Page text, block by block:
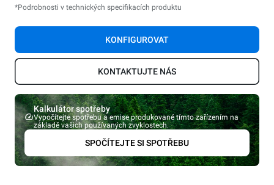
*Podrobnosti v technických specifikacích produktu
KONFIGUROVAT
KONTAKTUJTE NÁS
Kalkulátor spotřeby
Vypočítejte spotřebu a emise produkované tímto zařízením na
základě vašich používaných zvyklostech.
SPOČÍTEJTE SI SPOTŘEBU